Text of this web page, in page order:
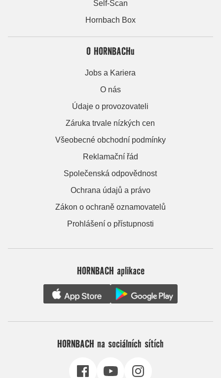
Self-Scan
Hornbach Box
O HORNBACHu
Jobs a Kariera
O nás
Údaje o provozovateli
Záruka trvale nízkých cen
Všeobecné obchodní podmínky
Reklamační řád
Společenská odpovědnost
Ochrana údajů a právo
Zákon o ochraně oznamovatelů
Prohlášení o přístupnosti
HORNBACH aplikace
HORNBACH na sociálních sítích